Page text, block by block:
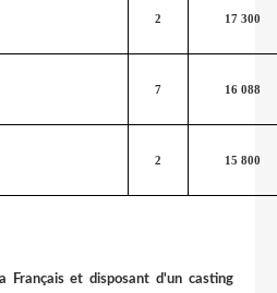
2 17 300
7 16 088
2 15 800
Français et disposant d'un casting